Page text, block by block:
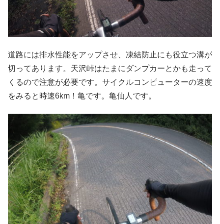
道路には排水性能をアップさせ、凍結防止にも役立つ溝が
切ってあります。天沢峠はたまにダンプカーとかも走って
くるので注意が必要です。サイクルコンピューターの速度
をみると時速6km！亀です。亀仙人です。